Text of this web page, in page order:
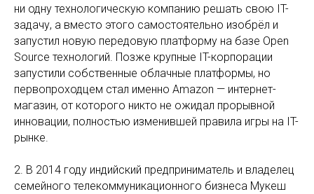
ни одну технологическую компанию решать свою IT-
задачу, а вместо этого самостоятельно изобрёл и
запустил новую передовую платформу на базе Open
Source технологий. Позже крупные IT-корпорации
запустили собственные облачные платформы, но
первопроходцем стал именно Amazon — интернет-
магазин, от которого никто не ожидал прорывной
инновации, полностью изменившей правила игры на IT-
рынке.
2. В 2014 году индийский предприниматель и владелец
семейного телекоммуникационного бизнеса Мукеш